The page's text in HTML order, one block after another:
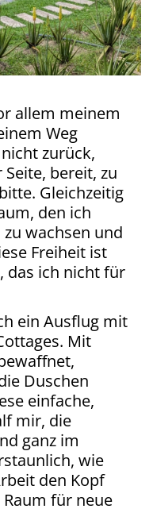
allem meinem
Weg
zurück,
bereit, zu
Gleichzeitig
den ich
wachsen und
Freiheit ist
das ich nicht für
ein Ausflug mit
Mit
Duschen
einfache,
mir, die
ganz im
wie
den Kopf
für neue